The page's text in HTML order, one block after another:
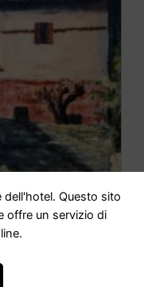
Questo sito
offre un servizio di